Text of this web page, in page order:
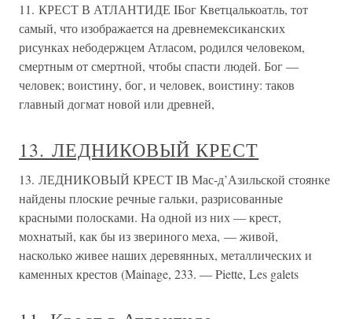
11. КРЕСТ В АТЛАНТИДЕ IБог Кветцалькоатль, тот
самый, что изображается на древнемексиканских
рисунках небодержцем Атласом, родился человеком,
смертным от смертной, чтобы спасти людей. Бог —
человек; воистину, бог, и человек, воистину: таков
главный догмат новой или древней,
13. ЛЕДНИКОВЫЙ КРЕСТ
13. ЛЕДНИКОВЫЙ КРЕСТ IВ Мас-д’Азильской стоянке
найдены плоские речные гальки, разрисованные
красными полосками. На одной из них — крест,
мохнатый, как бы из звериного меха, — живой,
насколько живее наших деревянных, металлических и
каменных крестов (Mainage, 233. — Piette, Les galets